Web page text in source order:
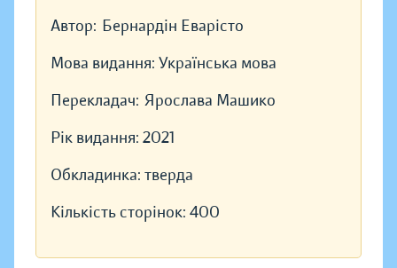
Автор: Бернардін Еварісто
Мова видання: Українська мова
Перекладач: Ярослава Машико
Рік видання: 2021
Обкладинка: тверда
Кількість сторінок: 400